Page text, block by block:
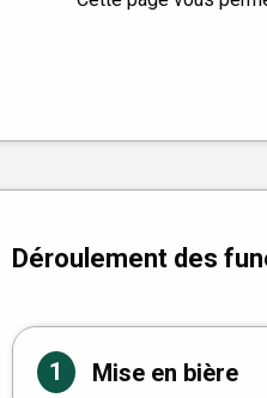
Déroulement des
1 Mise en bière